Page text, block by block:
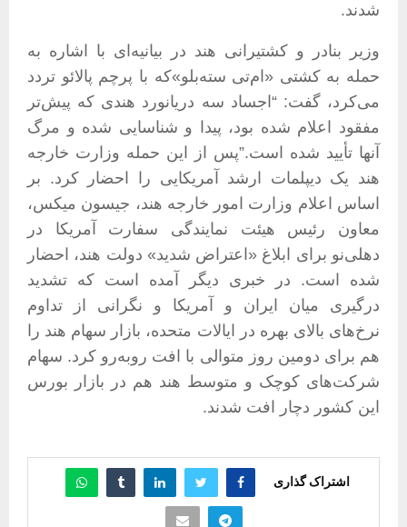
شدند.
وزیر بنادر و کشتیرانی هند در بیانیه‌ای با اشاره به
حمله به کشتی «ام‌تی سته‌بلو»که با پرچم پالائو تردد
می‌کرد، گفت: “اجساد سه دریانورد هندی که پیش‌تر
مفقود اعلام شده بود، پیدا و شناسایی شده و مرگ
آنها تأیید شده است.”پس از این حمله وزارت خارجه
هند یک دیپلمات ارشد آمریکایی را احضار کرد. بر
اساس اعلام وزارت امور خارجه هند، جیسون میکس،
معاون رئیس هیئت نمایندگی سفارت آمریکا در
دهلی‌نو برای ابلاغ «اعتراض شدید» دولت هند، احضار
شده است. در خبری دیگر آمده است که تشدید
درگیری میان ایران و آمریکا و نگرانی از تداوم
نرخ‌های بالای بهره در ایالات متحده، بازار سهام هند را
هم برای دومین روز متوالی با افت روبه‌رو کرد. سهام
شرکت‌های کوچک و متوسط هند هم در بازار بورس
این کشور دچار افت شدند.
اشتراک گذاری